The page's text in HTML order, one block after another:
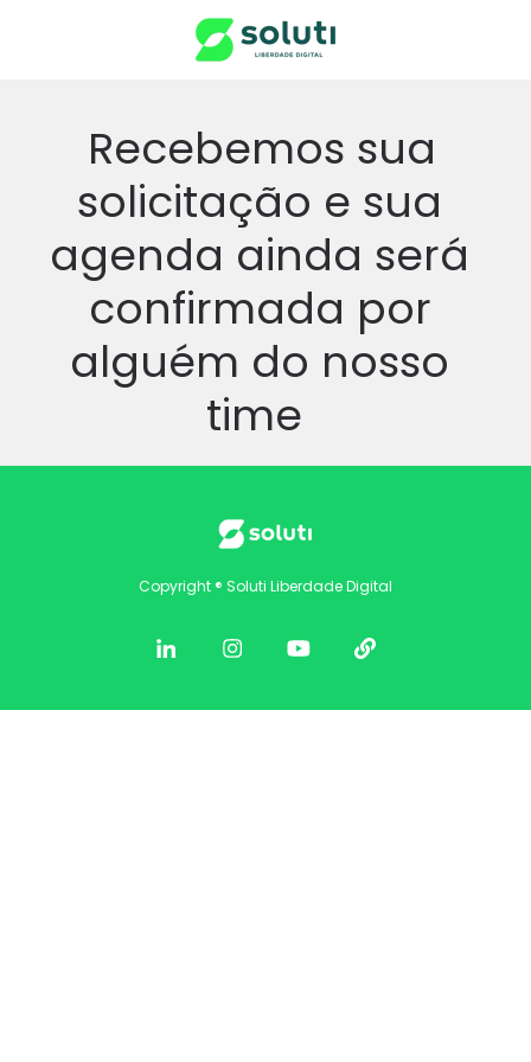
Recebemos sua
solicitação e sua
agenda ainda será
confirmada por
alguém do nosso
time
Copyright ® Soluti Liberdade Digital